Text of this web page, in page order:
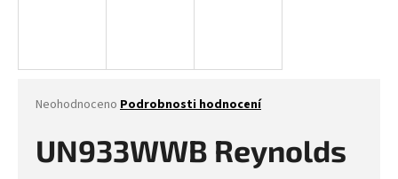
Průměrné
produktu
je
Neohodnoceno Podrobnosti hodnocení
UN933WWB Reynolds